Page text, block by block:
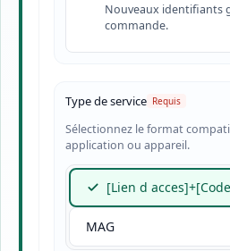
Nouveaux identifiants
commande.
Type de service
Sélectionnez le format
application ou appareil.
[Lien d
MAG